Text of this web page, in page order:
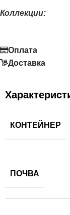
Коллекции:
Оплата
Доставка
КОНТЕЙНЕР
ПОЧВА